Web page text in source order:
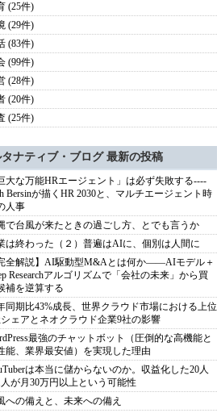
(25件)
(29件)
(83件)
(99件)
(28件)
(20件)
(25件)
タナティブ・ブログ 最新の投稿
大な万能HRエージェント」は必ず失敗する----
Bersinが描くHR 2030と、マルチエージェント時
人事
で台風が来たときの過ごし方、とでも言うか
は終わった（２）普遍はAIに、個別は人間に
完全解説】AI駆動型M&Aとは何か――AIモデル＋
Researchアルゴリズムで「会社の未来」から買
補を逆算する
同期比43%成長、世界クラウド市場における上位
ェアとネオクラウド企業9社の影響
最強のチャットボット（圧倒的な高機能と
能、業界最安値）を実現した理由
は本当に儲からないのか。収益化した20人
人が月30万円以上という可能性
への備えと、未来への備え